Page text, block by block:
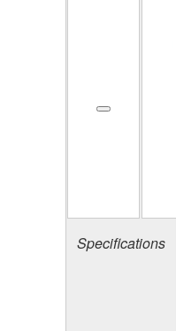
Specifications